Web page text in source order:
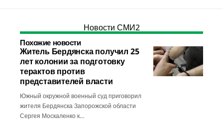
Новости СМИ2
Похожие новости
Житель Бердянска получил 25
лет колонии за подготовку
терактов против
представителей власти
Южный окружной военный суд приговорил
жителя Бердянска Запорожской области
Сергея Москаленко к…